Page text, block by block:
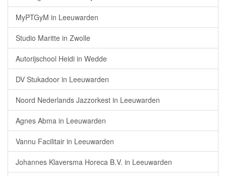
MyPTGyM in Leeuwarden
Studio Maritte in Zwolle
Autorijschool Heidi in Wedde
DV Stukadoor in Leeuwarden
Noord Nederlands Jazzorkest in Leeuwarden
Agnes Abma in Leeuwarden
Vannu Facilitair in Leeuwarden
Johannes Klaversma Horeca B.V. in Leeuwarden